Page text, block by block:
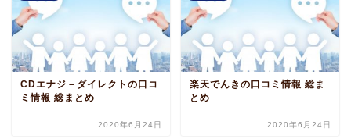
CDエナジ－ダイレクトの口コ
ミ情報 総まとめ
2020年6月24日
楽天でんきの口コミ情報 総ま
とめ
2020年6月24日